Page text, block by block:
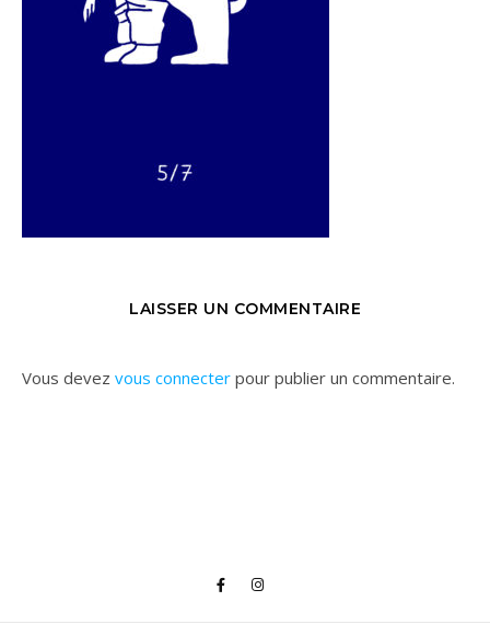
LAISSER UN COMMENTAIRE
Vous devez vous connecter pour publier un commentaire.